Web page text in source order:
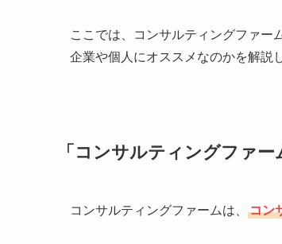
ここでは、コンサルティングファー
企業や個人にオススメなのかを解説
「コンサルティングファ
コンサルティングファームは、 コン